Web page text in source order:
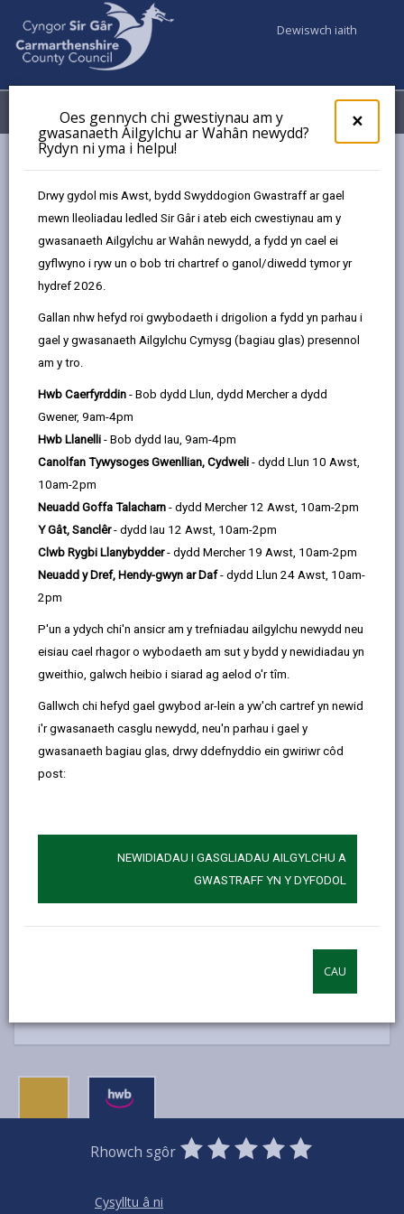
×
Oes gennych chi gwestiynau am y
gwasanaeth Ailgylchu ar Wahân newydd?
Rydyn ni yma i helpu!
Drwy gydol mis Awst, bydd Swyddogion Gwastraff ar gael
mewn lleoliadau ledled Sir Gâr i ateb eich cwestiynau am y
gwasanaeth Ailgylchu ar Wahân newydd, a fydd yn cael ei
gyflwyno i ryw un o bob tri chartref o ganol/diwedd tymor yr
hydref 2026.
Gallan nhw hefyd roi gwybodaeth i drigolion a fydd yn parhau i
gael y gwasanaeth Ailgylchu Cymysg (bagiau glas) presennol
am y tro.
Hwb Caerfyrddin - Bob dydd Llun, dydd Mercher a dydd
Gwener, 9am-4pm
Hwb Llanelli - Bob dydd Iau, 9am-4pm
Canolfan Tywysoges Gwenllian, Cydweli - dydd Llun 10 Awst,
10am-2pm
Neuadd Goffa Talacharn - dydd Mercher 12 Awst, 10am-2pm
Y Gât, Sanclêr- dydd Iau 12 Awst, 10am-2pm
Clwb Rygbi Llanybydder- dydd Mercher 19 Awst, 10am-2pm
Neuadd y Dref, Hendy-gwyn ar Daf- dydd Llun 24 Awst, 10am-
2pm
P'un a ydych chi'n ansicr am y trefniadau ailgylchu newydd neu
eisiau cael rhagor o wybodaeth am sut y bydd y newidiadau yn
gweithio, galwch heibio i siarad ag aelod o'r tîm.
Gallwch chi hefyd gael gwybod ar-lein a yw'ch cartref yn newid
i'r gwasanaeth casglu newydd, neu'n parhau i gael y
gwasanaeth bagiau glas, drwy ddefnyddio ein gwiriwr côd
post:
NEWIDIADAU I GASGLIADAU AILGYLCHU A
GWASTRAFF YN Y DYFODOL
CAU
Dewiswch iaith
Dewislen
Sut i dalu eich treth busnes
Diweddarwyd y dudalen ar: 22/12/2025
page
email
this
page
Facebook,
in
a
tab
this
page
X
in
new
a
tab
Rhaid talu Treth Anomestig mewn 10 rhandaliad misol
o fis Ebrill, yn ddyledus ar y 15fed o bob mis neu cyn
hynny. Os ydych yn dod yn gymwys i dalu Treth
Anomestig yn ystod y flwyddyn bydd eich
rhandaliadau'n cael eu haddasu yn ôl nifer y dyddiadau
talu sy'n weddill.
Debyd Uniongyrchol-
open
content
Taliadau ar-lein
content
Yn bersonol neu drwy'r post-
open
content
Tŷ Elwyn
SA15 3AP
Rhowch sgôr
0
Stars
1
Star
2
Stars
3
Stars
4
Stars
5
Stars
Cysylltu â ni